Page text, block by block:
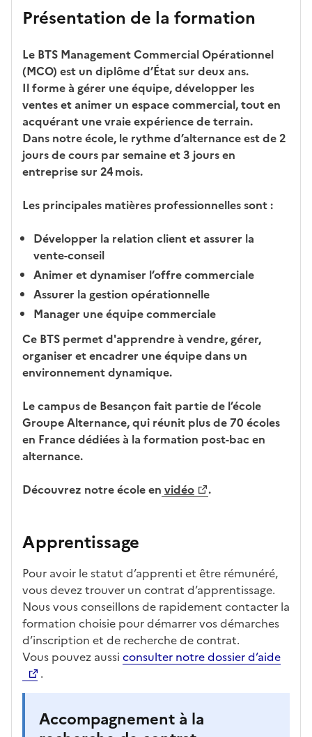
stiqu
ment
ndi
ure
uché
Présentation de la formation
Le BTS Management Commercial Opérationnel
(MCO) est un diplôme d’État sur deux ans.
Il forme à gérer une équipe, développer les
ventes et animer un espace commercial, tout en
acquérant une vraie expérience de terrain.
Dans notre école, le rythme d’alternance est de 2
jours de cours par semaine et 3 jours en
entreprise sur 24 mois.
Les principales matières professionnelles sont :
Développer la relation client et assurer la
vente-conseil
Animer et dynamiser l’offre commerciale
Assurer la gestion opérationnelle
Manager une équipe commerciale
Ce BTS permet d'apprendre à vendre, gérer,
organiser et encadrer une équipe dans un
environnement dynamique.
Le campus de Besançon fait partie de l’école
Groupe Alternance, qui réunit plus de 70 écoles
en France dédiées à la formation post-bac en
alternance.
Découvrez notre école en vidéo .
Apprentissage
Pour avoir le statut d’apprenti et être rémunéré,
vous devez trouver un contrat d’apprentissage.
Nous vous conseillons de rapidement contacter la
formation choisie pour démarrer vos démarches
d’inscription et de recherche de contrat.
Vous pouvez aussi consulter notre dossier d’aide
.
Accompagnement à la